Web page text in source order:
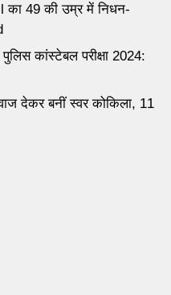
का 49 की उम्र में निधन-
कांस्टेबल परीक्षा 2024:
देकर बनीं स्वर कोकिला, 11